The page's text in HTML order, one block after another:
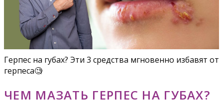
Герпес на губах? Эти 3 средства мгновенно избавят от
герпеса🧐
ЧЕМ МАЗАТЬ ГЕРПЕС НА ГУБАХ?